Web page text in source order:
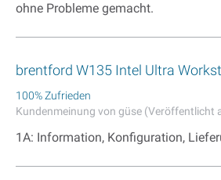
ohne Probleme gemacht.
brentford W135 Intel Ultra
100% Zufrieden
Kundenmeinung von güse (Veröffentlicht
1A: Information, Konfiguration,